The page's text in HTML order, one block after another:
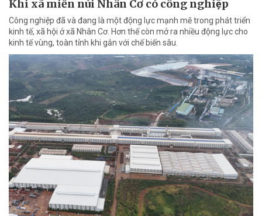
Khi xã miền núi Nhân Cơ có công nghiệp
Công nghiệp đã và đang là một động lực mạnh mẽ trong phát triển
kinh tế, xã hội ở xã Nhân Cơ. Hơn thế còn mở ra nhiều động lực cho
kinh tế vùng, toàn tỉnh khi gắn với chế biến sâu.